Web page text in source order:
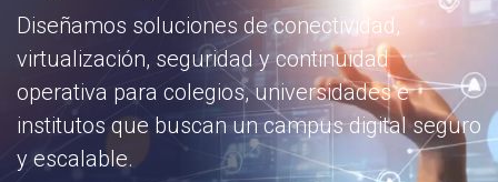
Diseñamos soluciones de conectividad,
virtualización, seguridad y continuidad
operativa para colegios, universidades e
institutos que buscan un campus digital seguro
y escalable.